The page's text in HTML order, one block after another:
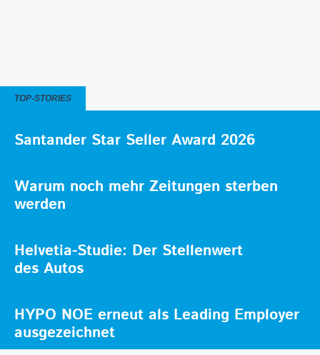
TOP-STORIES
Santander Star Seller Award 2026
Warum noch mehr Zeitungen sterben
werden
Helvetia-Studie: Der Stellenwert
des Autos
HYPO NOE erneut als Leading Employer
ausgezeichnet